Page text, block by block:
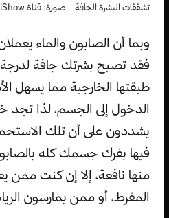
تشققات البشرة الجافة – صورة: قناة SciShow على يوتيوب
وبما أن الصابون والماء
فقد تصبح بشرتك جافة
طبقتها الخارجية مما يسهل
الدخول إلى الجسم، لذا تجد
يشددون على أن تلك
فيها بفرك جسمك كله
منها نافعة، إلا إن كنت ممن
المفرط، أو ممن يمارسون